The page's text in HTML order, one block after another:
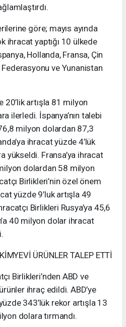
göre; mayıs ayında
ihracat yaptığı 10 ülkede
Hollanda, Fransa, Çin
ve Yunanistan
20’lik artışla 81 milyon
ilerledi. İspanya’nın talebi
milyon dolardan 87,3
ihracat yüzde 4’lük
yükseldi. Fransa’ya ihracat
dolardan 58 milyon
Birlikleri’nin özel önem
yüzde 9’luk artışla 49
Birlikleri Rusya’ya 45,6
40 milyon dolar ihracat
ÜRÜNLER TALEP ETTİ
Birlikleri’nden ABD ve
ihraç edildi. ABD’ye
343’lük rekor artışla 13
dolara tırmandı.